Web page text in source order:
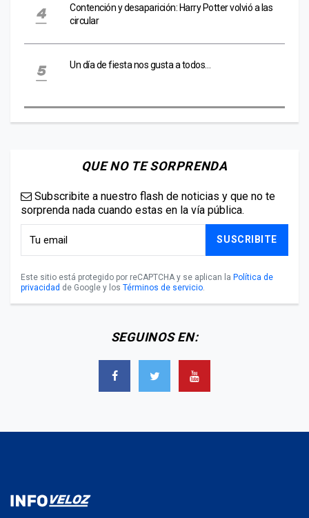
Contención y desaparición: Harry Potter volvió a las
circular
Un día de fiesta nos gusta a todos…
QUE NO TE SORPRENDA
Subscribite a nuestro flash de noticias y que no te
sorprenda nada cuando estas en la vía pública.
SUSCRIBITE
Este sitio está protegido por reCAPTCHA y se aplican la Política de
privacidad de Google y los Términos de servicio.
SEGUINOS EN: